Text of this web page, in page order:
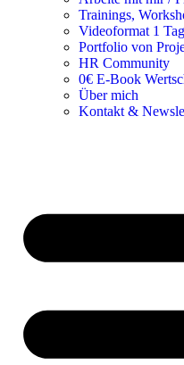
Trainings,
Videoformat 1
Portfolio von
HR Community
0€ E-Book
Über mich
Kontakt &